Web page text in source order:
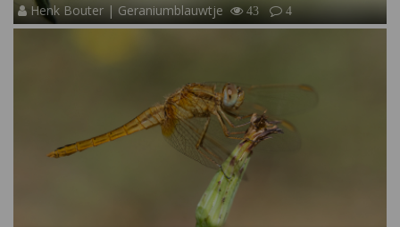
Henk Bouter | Geraniumblauwtje 43 4